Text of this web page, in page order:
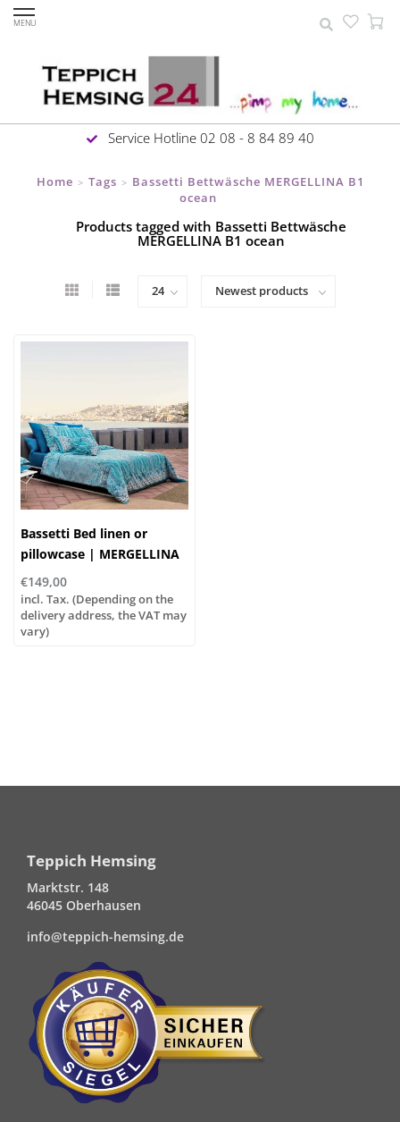
MENU
Service Hotline 02 08 - 8 84 89 40
Home > Tags > Bassetti Bettwäsche MERGELLINA B1
ocean
Products tagged with Bassetti Bettwäsche
MERGELLINA B1 ocean
Bassetti Bed linen or
pillowcase | MERGELLINA
B1
€149,00
incl. Tax. (Depending on the
delivery address, the VAT may
vary)
Teppich Hemsing
Marktstr. 148
46045 Oberhausen
info@teppich-hemsing.de